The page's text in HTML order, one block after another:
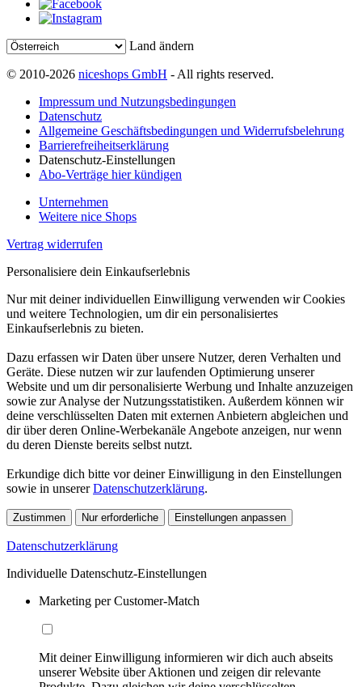
Land ändern
© 2010-2026 niceshops GmbH - All rights reserved.
Impressum und Nutzungsbedingungen
Datenschutz
Allgemeine Geschäftsbedingungen und Widerrufsbelehrung
Barrierefreiheitserklärung
Datenschutz-Einstellungen
Abo-Verträge hier kündigen
Unternehmen
Weitere nice Shops
Vertrag widerrufen
Personalisiere dein Einkaufserlebnis
Nur mit deiner individuellen Einwilligung verwenden wir Cookies
und weitere Technologien, um dir ein personalisiertes
Einkaufserlebnis zu bieten.
Dazu erfassen wir Daten über unsere Nutzer, deren Verhalten und
Geräte. Diese nutzen wir zur laufenden Optimierung unserer
Website und um dir personalisierte Werbung und Inhalte anzuzeigen
sowie zur Analyse der Nutzungsstatistiken. Außerdem können wir
deine verschlüsselten Daten mit externen Anbietern abgleichen und
dir über deren Online-Werbekanäle Angebote anzeigen, nur wenn
du deren Dienste bereits selbst nutzt.
Erkundige dich bitte vor deiner Einwilligung in den Einstellungen
sowie in unsererDatenschutzerklärung.
Zustimmen Nur erforderliche Einstellungen anpassen
Datenschutzerklärung
Individuelle Datenschutz-Einstellungen
Marketing per Customer-Match
Mit deiner Einwilligung informieren wir dich auch abseits
unserer Website über Aktionen und zeigen dir relevante